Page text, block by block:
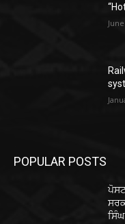
POPULAR POSTS
ਸਿੰਘ